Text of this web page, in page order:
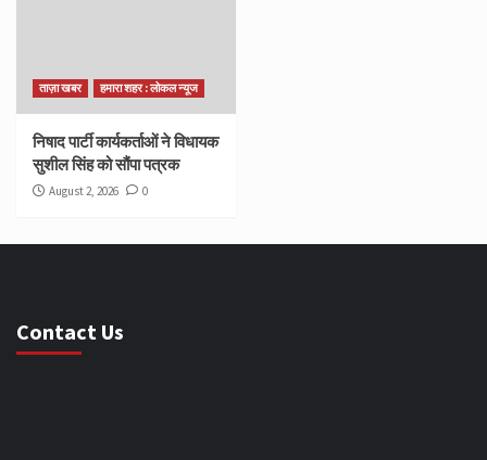
ताज़ा खबर हमारा शहर : लोकल न्यूज
निषाद पार्टी कार्यकर्ताओं ने विधायक
सुशील सिंह को सौंपा पत्रक
August 2, 2026 0
Contact Us